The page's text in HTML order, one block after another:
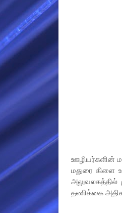
ஊழியர்களின்
மதுரை கிளை
அலுவலகத்தில்
தணிக்கை